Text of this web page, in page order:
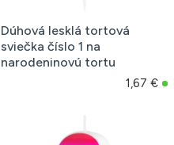
Dúhová lesklá tortová
sviečka číslo 1 na
narodeninovú tortu
1,67 €